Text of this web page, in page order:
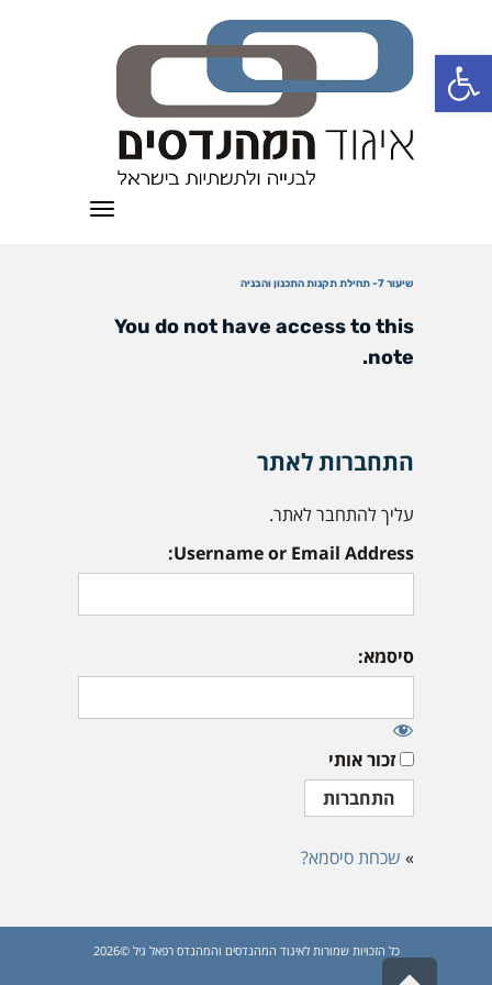
פתח סרגל נגישות
תפריט
שיעור 7- תחילת תקנות התכנון והבניה
You do not have access to this
note.
התחברות לאתר
עליך להתחבר לאתר.
Username or Email Address:
סיסמא:
זכור אותי
» שכחת סיסמא?
כל הזכויות שמורות לאיגוד המהנדסים והמהנדס רפאל גיל ©2026